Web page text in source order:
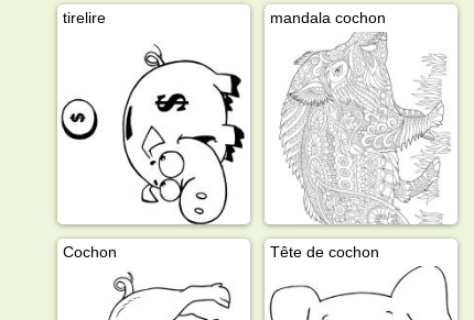
tirelire mandala cochon
Cochon Tête de cochon